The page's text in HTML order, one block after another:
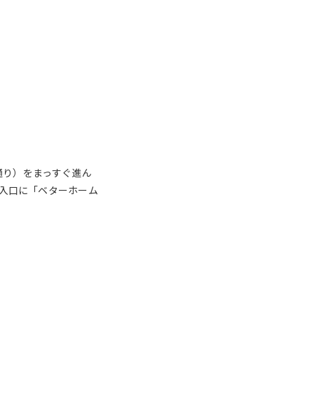
）をまっすぐ進ん
口に「ベターホーム